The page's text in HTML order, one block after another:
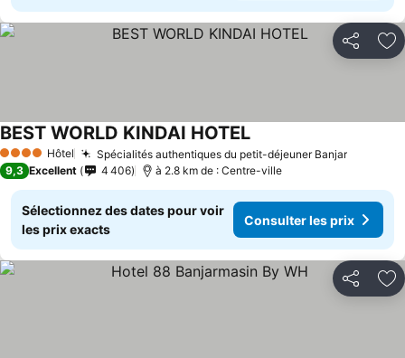
Partager
4 Étoiles Hôtel Spécialités authentiques du petit-déjeuner Banjar
BEST WORLD KINDAI HOTEL
9,3 Excellent 4 406 à 2.8 km de : Centre-ville
Sélectionnez des dates pour voir
les prix exacts
Consulter les prix
Partager